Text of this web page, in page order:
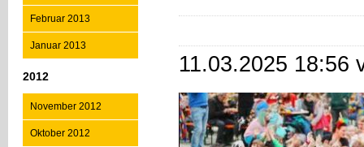
Februar 2013
Januar 2013
2012
November 2012
Oktober 2012
11.03.2025 18:56